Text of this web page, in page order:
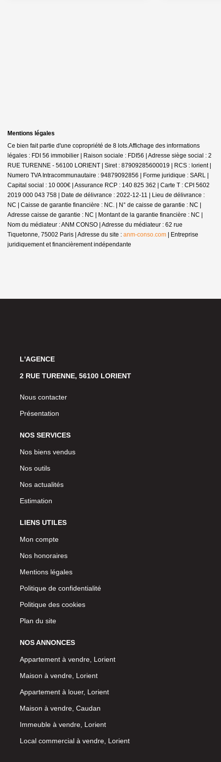
Mentions légales
Ce bien fait partie d'une copropriété de 8 lots.Affichage des informations
légales : FDI 56 immobilier | Raison sociale : FDI56 | Adresse siège social : 2
RUE TURENNE - 56100 LORIENT | Siret : 87909285600019 | RCS : lorient |
Numero TVA Intracommunautaire : 94879092856 | Forme juridique : SARL |
Capital social : 10 000€ | Assurance RCP : 140 825 362 | Carte T : CPI 5602
2019 000 043 758 | Date de délivrance : 2022-12-11 | Lieu de délivrance :
NC | Caisse de garantie financière : NC. | N° de caisse de garantie : NC |
Adresse caisse de garantie : NC | Montant de la garantie financière : NC |
Nom du médiateur : ANM CONSO | Adresse du médiateur : 62 rue
Tiquetonne, 75002 Paris | Adresse du site : anm-conso.com | Entreprise
juridiquement et financièrement indépendante
L'AGENCE
2 RUE TURENNE, 56100 LORIENT
Nous contacter
Présentation
NOS SERVICES
Nos biens vendus
Nos outils
Nos actualités
Estimation
LIENS UTILES
Mon compte
Nos honoraires
Mentions légales
Politique de confidentialité
Politique des cookies
Plan du site
NOS ANNONCES
Appartement à vendre, Lorient
Maison à vendre, Lorient
Appartement à louer, Lorient
Maison à vendre, Caudan
Immeuble à vendre, Lorient
Local commercial à vendre, Lorient